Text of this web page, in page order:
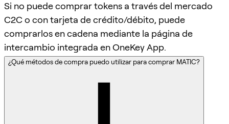
Si no puede comprar tokens a través del mercado
C2C o con tarjeta de crédito/débito, puede
comprarlos en cadena mediante la página de
intercambio integrada en OneKey App.
¿Qué métodos de compra puedo utilizar para comprar MATIC?